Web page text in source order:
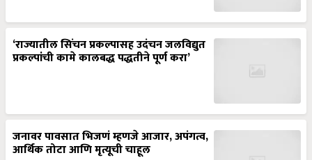
‘राज्यातील सिंचन प्रकल्पासह उदंचन जलविद्युत
प्रकल्पांची कामे कालबद्ध पद्धतीने पूर्ण करा’
जनावर पावसात भिजणं म्हणजे आजार, अपंगत्व,
आर्थिक तोटा आणि मृत्यूची चाहूल